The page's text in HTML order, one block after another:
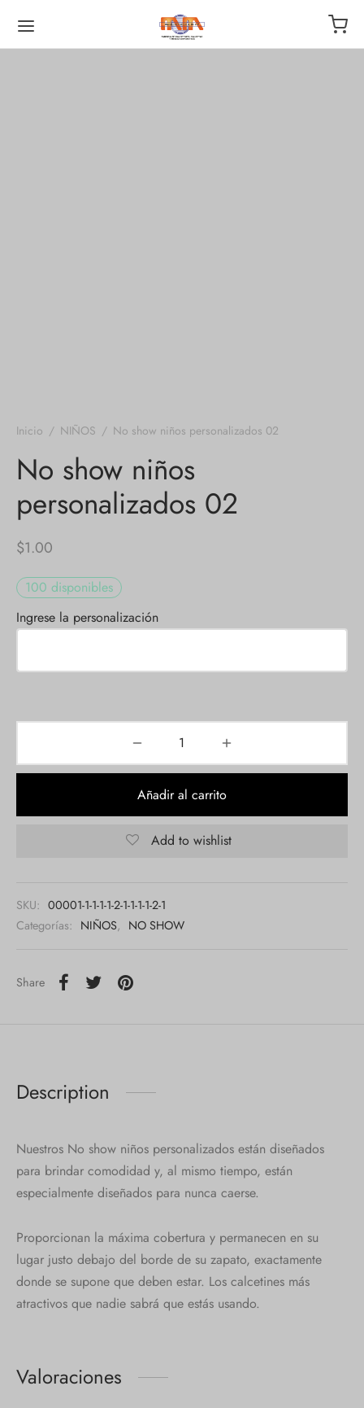
Inicio / NIÑOS / No show niños personalizados 02
No show niños
personalizados 02
$1.00
100 disponibles
Ingrese la personalización
Añadir al carrito
Add to wishlist
SKU: 00001-1-1-1-1-2-1-1-1-1-2-1
Categorías: NIÑOS, NO SHOW
Share
Description
Nuestros No show niños personalizados están diseñados
para brindar comodidad y, al mismo tiempo, están
especialmente diseñados para nunca caerse.
Proporcionan la máxima cobertura y permanecen en su
lugar justo debajo del borde de su zapato, exactamente
donde se supone que deben estar. Los calcetines más
atractivos que nadie sabrá que estás usando.
Valoraciones